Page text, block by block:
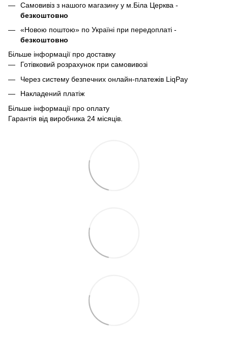
Самовивіз з нашого магазину у м.Біла Церква -
безкоштовно
«Новою поштою» по Україні при передоплаті -
безкоштовно
Більше інформації про доставку
Готівковий розрахунок при самовивозі
Через систему безпечних онлайн-платежів LiqPay
Накладений платіж
Більше інформації про оплату
Гарантія від виробника 24 місяців.